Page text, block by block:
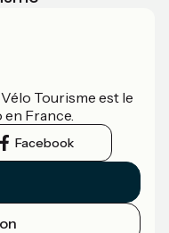
Tourisme est le
en France.
Facebook